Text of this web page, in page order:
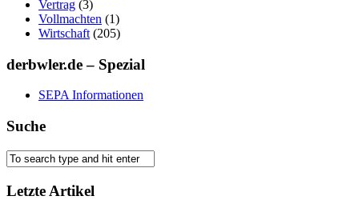
Vertrag (3)
Vollmachten (1)
Wirtschaft (205)
derbwler.de – Spezial
SEPA Informationen
Suche
Letzte Artikel